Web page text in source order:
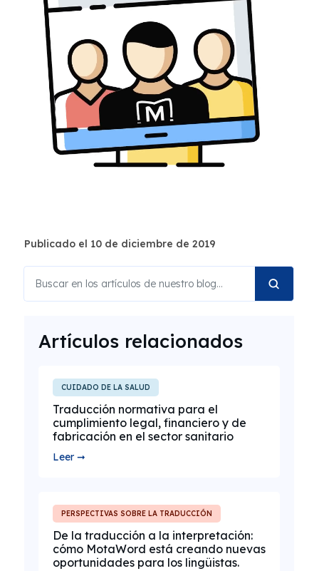
Publicado el 10 de diciembre de 2019
Artículos relacionados
CUIDADO DE LA SALUD
Traducción normativa para el
cumplimiento legal, financiero y de
fabricación en el sector sanitario
Leer ➞
PERSPECTIVAS SOBRE LA TRADUCCIÓN
De la traducción a la interpretación:
cómo MotaWord está creando nuevas
oportunidades para los lingüistas.